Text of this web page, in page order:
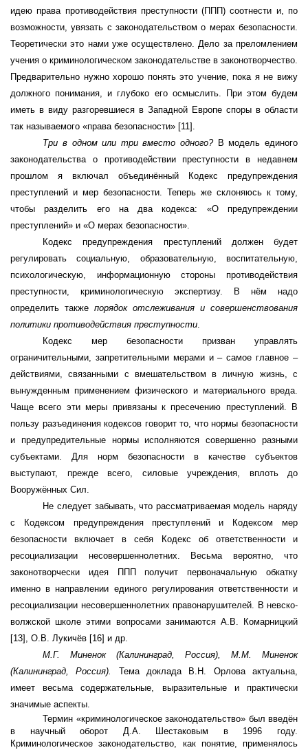
идею права противодействия преступности (ППП) соотнести и, по
возможности, увязать с законодательством о мерах безопасности.
Теоретически это нами уже осуществлено. Дело за преломлением
учения о криминологическом законодательстве в законотворчество.
Предварительно нужно хорошо понять это учение, пока я не вижу
должного понимания, и глубоко его осмыслить. При этом будем
иметь в виду разгоревшиеся в Западной Европе споры в области
так называемого «права безопасности» [11].
Три в одном или три вместо одного? В модель единого
законодательства о противодействии преступности в недавнем
прошлом я включал объединённый Кодекс предупреждения
преступлений и мер безопасности. Теперь же склоняюсь к тому,
чтобыразделить его на два кодекса:
«О предупреждении
преступлений» и «О мерах безопасности».
Кодекспредупреждения преступленийдолжен будет
регулировать социальную, образовательную, воспитательную,
психологическую, информационную стороны противодействия
преступности, криминологическую экспертизу.
В нём надо
определить также порядок отслеживания и совершенствования
политики противодействия преступности.
Кодексмер безопасностипризван управлять
ограничительными, запретительными мерами и – самое главное –
действиями, связанными с вмешательством в личную жизнь, с
вынужденным применением физического и материального вреда.
Чаще всего эти меры привязаны к пресечению преступлений. В
пользу разъединения кодексов говорит то, что нормы безопасности
и предупредительные нормы исполняются совершенно разными
субъектами. Для норм безопасности в качестве субъектов
выступают, прежде всего, силовые учреждения, вплоть до
Вооружённых Сил.
Не следует забывать, что рассматриваемая модель наряду
с Кодексом предупреждения преступлений и Кодексом мер
безопасности включает в себя Кодекс об ответственности и
ресоциализации несовершеннолетних. Весьма вероятно, что
законотворчески идея ППП получит первоначальную обкатку
именно в направлении единого регулирования ответственности и
ресоциализации несовершеннолетних правонарушителей. В невско-
волжской школе этими вопросами занимаются А.В. Комарницкий
[13], О.В. Лукичёв [16] и др.
М.Г. Миненок (Калининград, Россия), М.М. Миненок
(Калининград, Россия). Тема доклада В.Н. Орлова актуальна,
имеет весьма содержательные, выразительные и практически
значимые аспекты.
Термин «криминологическое законодательство» был введён
в научный оборот Д.А. Шестаковым в 1996 году.
Криминологическое законодательство, как понятие, применялось